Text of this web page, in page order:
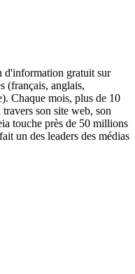
d'information gratuit sur
(français, anglais,
Chaque mois, plus de 10
son site web, son
touche près de 50 millions
un des leaders des médias